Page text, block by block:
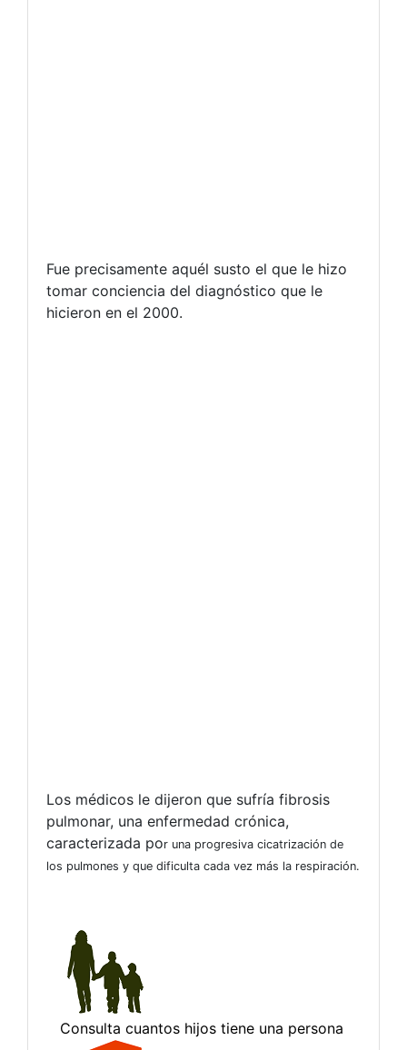
Fue precisamente aquél susto el que le hizo
tomar conciencia del diagnóstico que le
hicieron en el 2000.
Los médicos le dijeron que sufría fibrosis
pulmonar, una enfermedad crónica,
caracterizada por una progresiva cicatrización de
los pulmones y que dificulta cada vez más la respiración.